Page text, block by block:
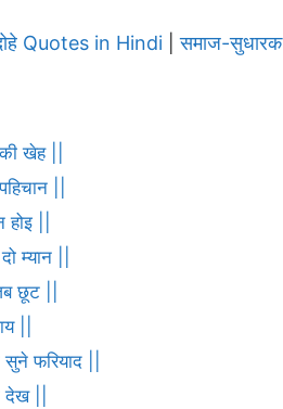
Quotes in Hindi |समाज-सुधारक
खेह ||
||
||
म्यान ||
छूट ||
||
फरियाद ||
देख ||